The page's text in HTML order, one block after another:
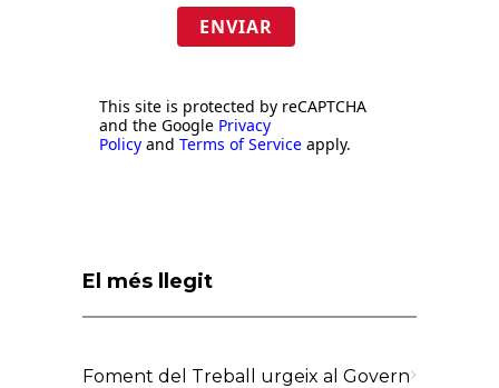
ENVIAR
This site is protected by reCAPTCHA
and the Google Privacy
Policy and Terms of Service apply.
El més llegit
Foment del Treball urgeix al Govern